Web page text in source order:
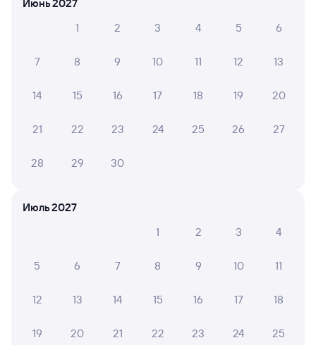
Инструкция по приобретению билетов
Способы оплаты
Правила работы сервиса
А ещё здесь можно найти
Расписание поездов до Локни
Расписание автобусов Псков — Локня
Июнь 2027
1
2 3 4 5 6
7 8 9 10 11 12 13
14 15 16 17 18 19 20
21 22 23 24 25 26 27
28 29 30
Июль 2027
1
2 3 4
5 6 7 8 9 10 11
12 13 14 15 16 17 18
19 20 21 22 23 24 25